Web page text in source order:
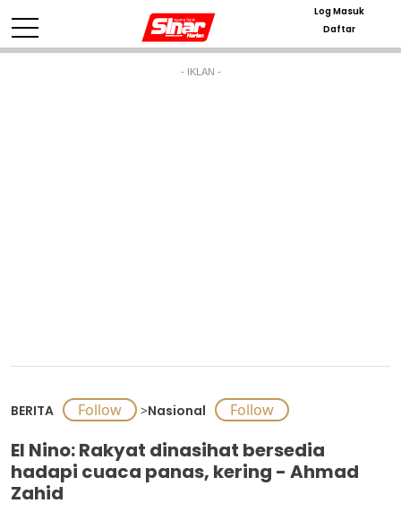
Log Masuk
Daftar
- IKLAN -
BERITA >Nasional
El Nino: Rakyat dinasihat bersedia
hadapi cuaca panas, kering - Ahmad
Zahid